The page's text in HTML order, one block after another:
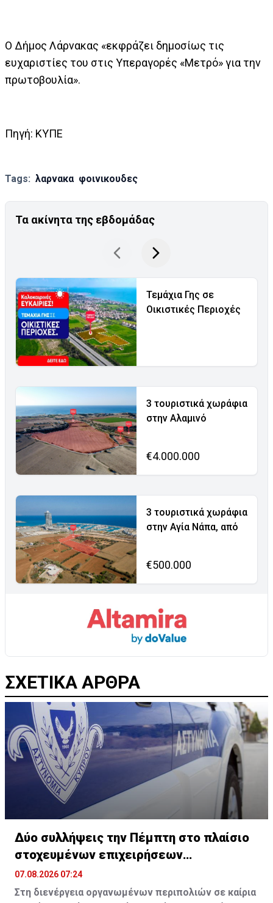
Ο Δήμος Λάρνακας «εκφράζει δημοσίως τις
ευχαριστίες του στις Υπεραγορές «Μετρό» για την
πρωτοβουλία».
Πηγή: ΚΥΠΕ
Tags: λαρνακα φοινικουδες
Τα ακίνητα της εβδομάδας
Τεμάχια Γης σε
Οικιστικές Περιοχές
3 τουριστικά χωράφια
στην Αλαμινό
€4.000.000
3 τουριστικά χωράφια
στην Αγία Νάπα, από
€500.000
ΣΧΕΤΙΚΑ ΑΡΘΡΑ
Δύο συλλήψεις την Πέμπτη στο πλαίσιο
στοχευμένων επιχειρήσεων
αστυνόμευσης
07.08.2026 07:24
Στη διενέργεια οργανωμένων περιπολιών σε καίρια